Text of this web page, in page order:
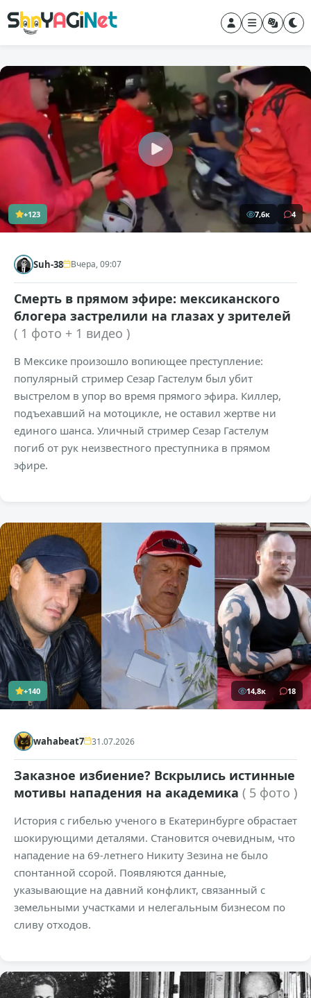
+123 7,6к 4
Suh-38 Вчера, 09:07
Смерть в прямом эфире: мексиканского
блогера застрелили на глазах у зрителей
( 1 фото + 1 видео )
В Мексике произошло вопиющее преступление:
популярный стример Сезар Гастелум был убит
выстрелом в упор во время прямого эфира. Киллер,
подъехавший на мотоцикле, не оставил жертве ни
единого шанса. Уличный стример Сезар Гастелум
погиб от рук неизвестного преступника в прямом
эфире.
+140 14,8к 18
wahabeat7 31.07.2026
Заказное избиение? Вскрылись истинные
мотивы нападения на академика ( 5 фото )
История с гибелью ученого в Екатеринбурге обрастает
шокирующими деталями. Становится очевидным, что
нападение на 69-летнего Никиту Зезина не было
спонтанной ссорой. Появляются данные,
указывающие на давний конфликт, связанный с
земельными участками и нелегальным бизнесом по
сливу отходов.